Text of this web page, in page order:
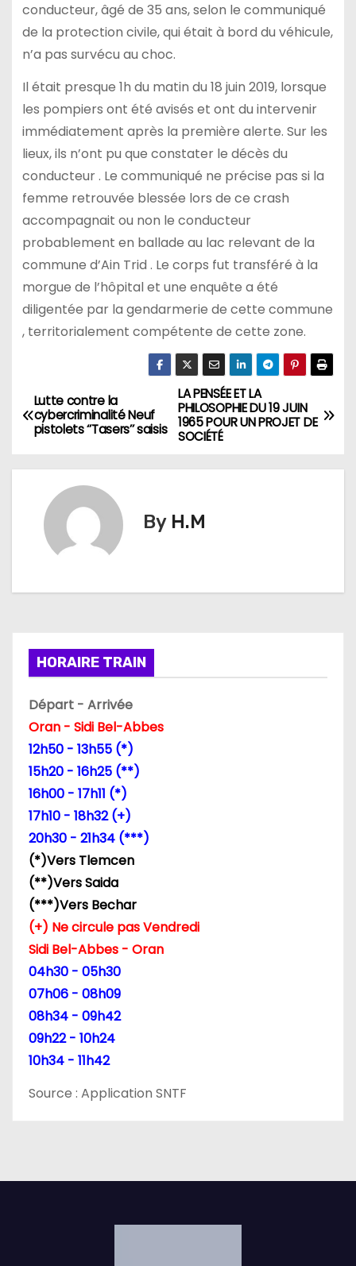
conducteur, âgé de 35 ans, selon le communiqué
de la protection civile, qui était à bord du véhicule,
n’a pas survécu au choc.
Il était presque 1h du matin du 18 juin 2019, lorsque
les pompiers ont été avisés et ont du intervenir
immédiatement après la première alerte. Sur les
lieux, ils n’ont pu que constater le décès du
conducteur . Le communiqué ne précise pas si la
femme retrouvée blessée lors de ce crash
accompagnait ou non le conducteur
probablement en ballade au lac relevant de la
commune d’Ain Trid . Le corps fut transféré à la
morgue de l’hôpital et une enquête a été
diligentée par la gendarmerie de cette commune
, territorialement compétente de cette zone.
N
a
v
t
o
n
d
e
a
r
t
c
e
LA PENSÉE ET LA
PHILOSOPHIE DU 19 JUIN
1965 POUR UN PROJET DE
SOCIÉTÉ
Lutte contre la
cybercriminalité Neuf
pistolets ‘’Tasers’’ saisis
By H.M
HORAIRE TRAIN
Départ - Arrivée
Oran - Sidi Bel-Abbes
12h50 - 13h55 (*)
15h20 - 16h25 (**)
16h00 - 17h11 (*)
17h10 - 18h32 (+)
20h30 - 21h34 (***)
(*)Vers Tlemcen
(**)Vers Saida
(***)Vers Bechar
(+) Ne circule pas Vendredi
Sidi Bel-Abbes - Oran
04h30 - 05h30
07h06 - 08h09
08h34 - 09h42
09h22 - 10h24
10h34 - 11h42
Source : Application SNTF